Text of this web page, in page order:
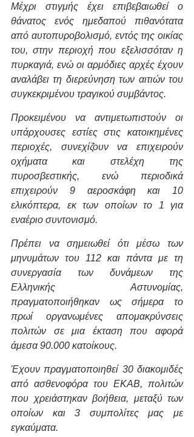
Μέχρι στιγμής έχει επιβεβαιωθεί ο
θάνατος ενός ημεδαπού πιθανότατα
από αυτοπυροβολισμό, εντός της οικίας
του, στην περιοχή που εξελισσόταν η
πυρκαγιά, ενώ οι αρμόδιες αρχές έχουν
αναλάβει τη διερεύνηση των αιτιών του
συγκεκριμένου τραγικού συμβάντος.
Προκειμένου να αντιμετωπιστούν οι
υπάρχουσες εστίες στις κατοικημένες
περιοχές, συνεχίζουν να επιχειρούν
οχήματα και στελέχη της
πυροσβεστικής, ενώ περιοδικά
επιχειρούν 9 αεροσκάφη και 10
ελικόπτερα, εκ των οποίων το 1 για
εναέριο συντονισμό.
Πρέπει να σημειωθεί ότι μέσω των
μηνυμάτων του 112 και πάντα με τη
συνεργασία των δυνάμεων της
Ελληνικής Αστυνομίας,
πραγματοποιήθηκαν ως σήμερα το
πρωί οργανωμένες απομακρύνσεις
πολιτών σε μια έκταση που αφορά
άμεσα 90.000 κατοίκους.
Έχουν πραγματοποιηθεί 30 διακομιδές
από ασθενοφόρα του ΕΚΑΒ, πολιτών
που χρειάστηκαν βοήθεια, μεταξύ των
οποίων και 3 συμπολίτες μας με
εγκαύματα.